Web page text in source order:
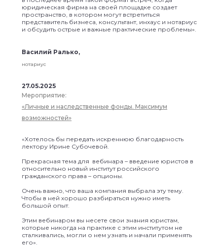
юридическая фирма на своей площадке создает
пространство, в котором могут встретиться
представитель бизнеса, консультант, инхаус и нотариус
и обсудить острые и важные практические проблемы».
Василий Ралько,
нотариус
27.05.2025
Мероприятие:
«Личные и наследственные фонды. Максимум
возможностей»
«Хотелось бы передать искреннюю благодарность
лектору Ирине Субочевой.
Прекрасная тема для вебинара – введение юристов в
относительно новый институт российского
гражданского права – опционы.
Очень важно, что ваша компания выбрала эту тему.
Чтобы в ней хорошо разбираться нужно иметь
большой опыт.
Этим вебинаром вы несете свои знания юристам,
которые никогда на практике с этим институтом не
сталкивались, могли о нем узнать и начали применять
его».